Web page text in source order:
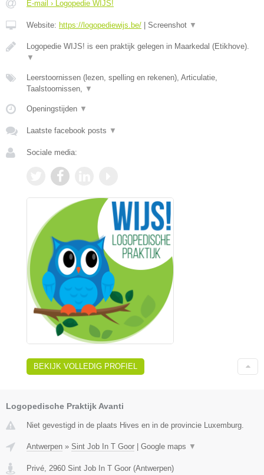
E-mail › Logopedie WIJS!
Website: https://logopediewijs.be/ Screenshot ▼
Logopedie WIJS! is een praktijk gelegen in Maarkedal (Etikhove).
▼
Leerstoornissen (lezen, spelling en rekenen), Articulatie,
Taalstoornissen, ▼
Openingstijden ▼
Laatste facebook posts ▼
Sociale media:
BEKIJK VOLLEDIG PROFIEL
Logopedische Praktijk Avanti
Niet gevestigd in de plaats Hives en in de provincie Luxemburg.
Antwerpen » Sint Job In T Goor Google maps ▼
Privé, 2960 Sint Job In T Goor (Antwerpen)